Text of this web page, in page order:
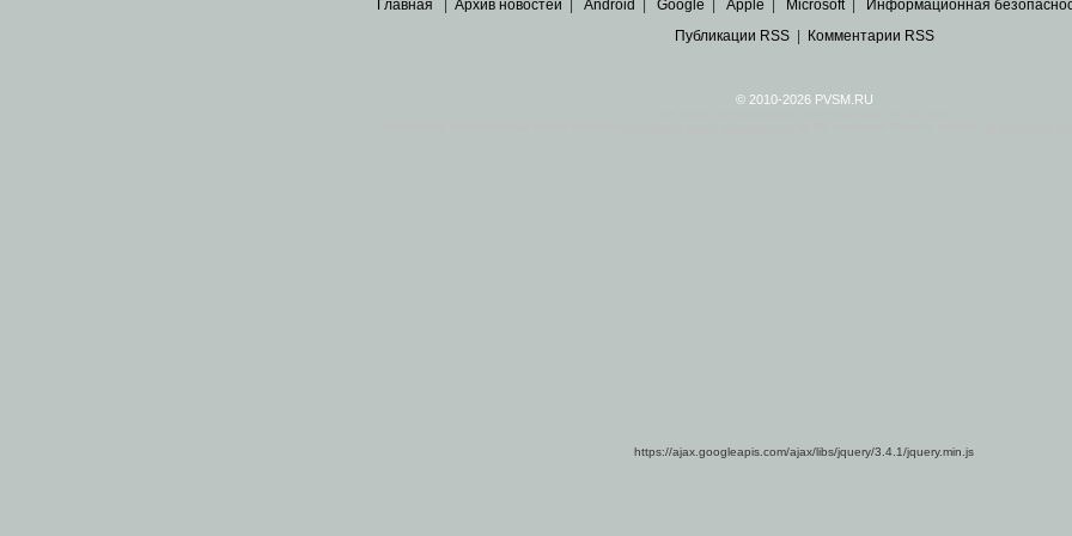
Главная Архив новостей Android Google Apple Microsoft| Информационная
Публикации RSS| Комментарии RSS
© 2010-2026 PVSM.RU
https://ajax.googleapis.com/ajax/libs/jquery/3.4.1/jquery.min.js